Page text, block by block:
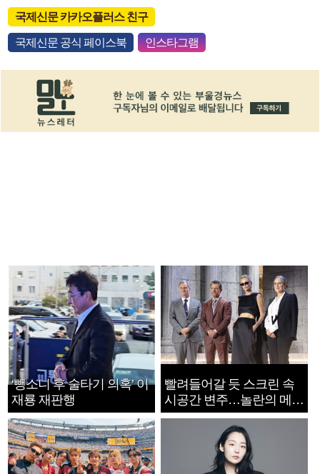
국제신문 카카오플러스 친구
국제신문 공식 페이스북 인스타그램
‘뺑소니 후 술타기 의혹’ 이
재룡 재판행
빨려들어갈 듯 스크린 속
시공간 변주…놀란의 메시
지는 ‘전쟁 속죄’